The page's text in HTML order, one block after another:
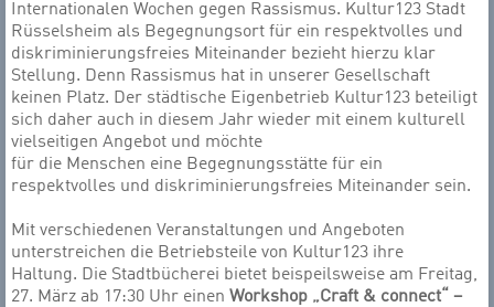
Internationalen Wochen gegen Rassismus. Kultur123 Stadt
Rüsselsheim als Begegnungsort für ein respektvolles und
diskriminierungsfreies Miteinander bezieht hierzu klar
Stellung. Denn Rassismus hat in unserer Gesellschaft
keinen Platz. Der städtische Eigenbetrieb Kultur123 beteiligt
sich daher auch in diesem Jahr wieder mit einem kulturell
vielseitigen Angebot und möchte
für die Menschen eine Begegnungsstätte für ein
respektvolles und diskriminierungsfreies Miteinander sein.
Mit verschiedenen Veranstaltungen und Angeboten
unterstreichen die Betriebsteile von Kultur123 ihre
Haltung. Die Stadtbücherei bietet beispeilsweise am Freitag,
27. März ab 17:30 Uhr einen Workshop „Craft & connect“ –